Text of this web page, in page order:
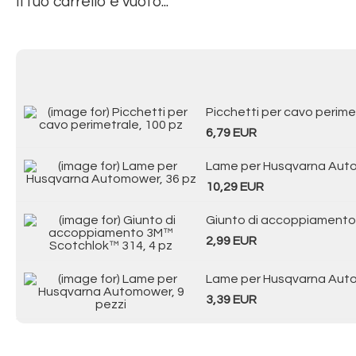
Picchetti per cavo
6,79 EUR
Lame per Husqvarna
10,29 EUR
Giunto di
2,99 EUR
Lame per Husqvarna
3,39 EUR